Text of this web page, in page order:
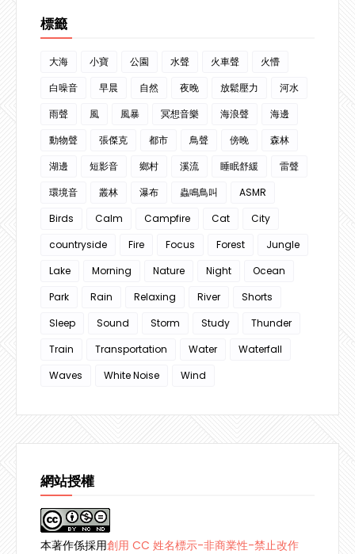
標籤
大海 小寶 公園 水聲 火車聲
火懵
白噪音
早晨 自然 夜晚 放鬆壓力
河水
雨聲
風 風暴 冥想音樂 海浪聲
海邊
動物聲
張傑克 都市 鳥聲 傍晚
森林
湖邊
短影音 鄉村 溪流 睡眠舒緩
雷聲
環境音
叢林 瀑布 蟲鳴鳥叫
ASMR
Birds
Calm Campfire Cat
City
countryside
Fire Focus Forest
Jungle
Lake
Morning Nature Night
Ocean
Park
Rain Relaxing River
Shorts
Sleep
Sound Storm Study
Thunder
Train
Transportation Water
Waterfall
Waves
White Noise Wind
網站授權
本著作係採用創用 CC 姓名標示-非商業性-禁止改作